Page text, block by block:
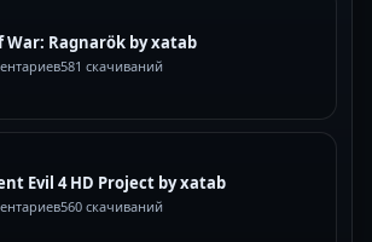
War: Ragnarök by xatab
581 скачиваний
Evil 4 HD Project by xatab
560 скачиваний